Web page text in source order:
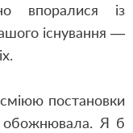
впоралися із
існування —
постановки
обожнювала. Я б